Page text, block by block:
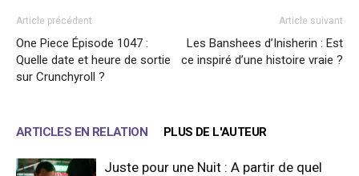
Article précédent
One Piece Épisode 1047 :
Quelle date et heure de sortie
sur Crunchyroll ?
Article suivant
Les Banshees d’Inisherin : Est
ce inspiré d’une histoire vraie ?
ARTICLES EN RELATION PLUS DE L'AUTEUR
Juste pour une Nuit : A partir de quel